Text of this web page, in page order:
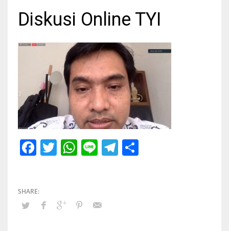
Diskusi Online TYI
Facebook
Twitter
WhatsApp
LineTelegram